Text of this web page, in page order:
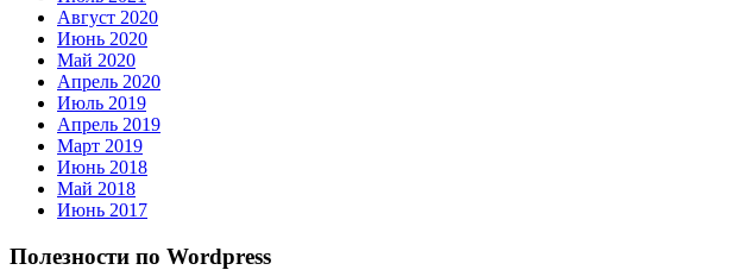
Август 2020
Июнь 2020
Май 2020
Апрель 2020
Июль 2019
Апрель 2019
Март 2019
Июнь 2018
Май 2018
Июнь 2017
Полезности по Wordpress